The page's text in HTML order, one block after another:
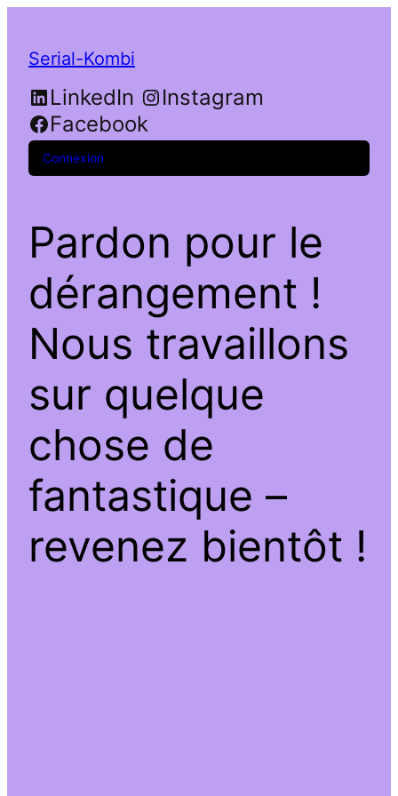
Serial-Kombi
LinkedIn
Instagram
Facebook
Connexion
Pardon pour le
dérangement !
Nous travaillons
sur quelque
chose de
fantastique –
revenez bientôt !